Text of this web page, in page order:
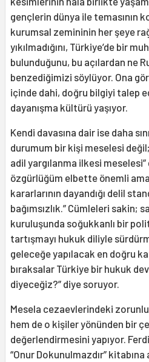
gençlerin dünya ile temasının
kurumsal zemininin her şeye
yıkılmadığını, Türkiye’de bir
bulunduğunu, bu açılardan ne
benzediğimizi söylüyor. Ona
içinde dahi, doğru bilgiyi talep
dayanışma kültürü yaşıyor.
Kendi davasına dair ise daha
durumum bir kişi meselesi
adil yargılanma ilkesi
özgürlüğüm elbette önemli
kararlarının dayandığı delil
bağımsızlık.” Cümleleri sakin;
kuruluşunda soğukkanlı bir
tartışmayı hukuk diliyle
geleceğe yapılacak en doğru
bıraksalar Türkiye bir hukuk
diyeceğiz?” diye soruyor.
Mesela cezaevlerindeki
hem de o kişiler yönünden bir
değerlendirmesini yapıyor.
“Onur Dokunulmazdır”